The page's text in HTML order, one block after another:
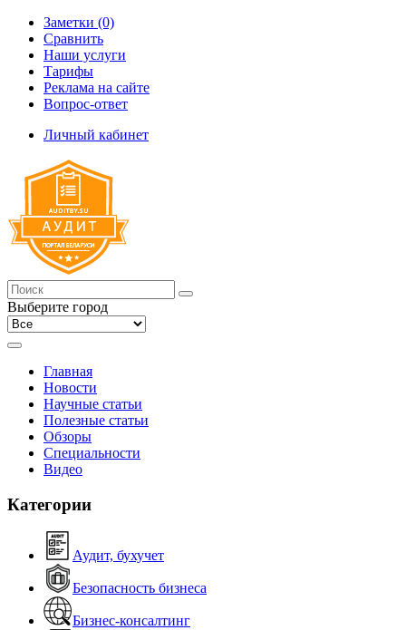
Заметки (0)
Сравнить
Наши услуги
Тарифы
Реклама на сайте
Вопрос-ответ
Личный кабинет
Выберите город
Главная
Новости
Научные статьи
Полезные статьи
Обзоры
Специальности
Видео
Категории
Аудит, бухучет
Безопасность бизнеса
Бизнес-консалтинг